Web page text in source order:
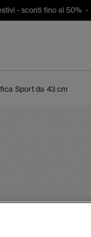
- sconti fino al 50% -
Sport da 43 cm